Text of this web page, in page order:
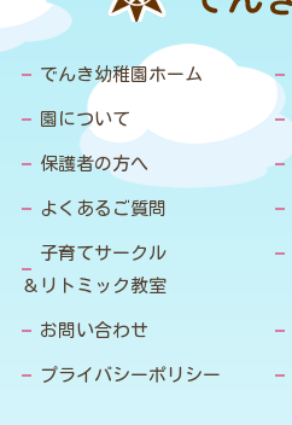
でんき幼稚園ホーム
園について
保護者の方へ
よくあるご質問
子育てサークル
＆リトミック教室
お問い合わせ
プライバシーポリシー